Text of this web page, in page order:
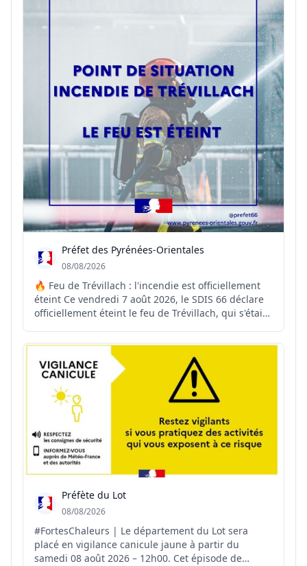
Préfet des Pyrénées-Orientales
08/08/2026
🔥 Feu de Trévillach : l'incendie est officiellement
éteint Ce vendredi 7 août 2026, le SDIS 66 déclare
officiellement éteint le feu de Trévillach, qui s'était
juillet, l'incendie a ensuite fait l'objet de près d'un
mois de surveillance renforcé...
Préfète du Lot
08/08/2026
#FortesChaleurs | Le département du Lot sera
placé en vigilance canicule jaune à partir du
samedi 08 août 2026 – 12h00. Cet épisode de